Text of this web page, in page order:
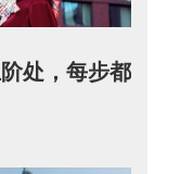
处，每步都